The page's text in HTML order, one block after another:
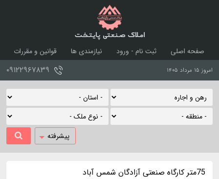
املاک صنعتی پایتخت
صفحه اصلی ثبت نام - ورود نیازمندی ها
قوانین و مقررات
امروز ۱۵ مرداد ۱۴۰۵ ۰۹۱۲۲۹۶۷۸۳۹
پیشرفته
75متر کارگاه صنعتی آزادگان شمس آباد